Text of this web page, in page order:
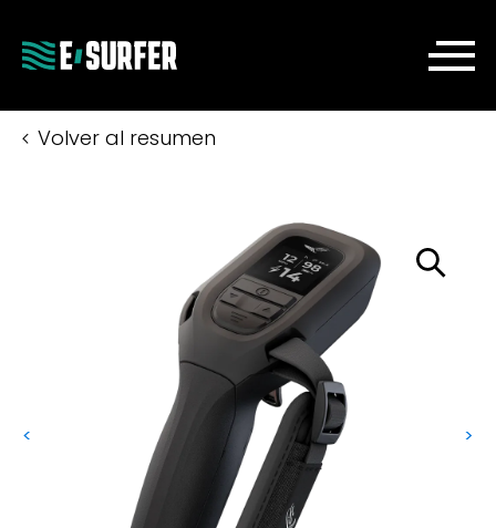
Volver al resumen
< >